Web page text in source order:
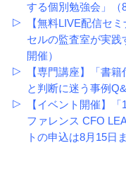
する個別勉強会」（
【無料LIVE配信セ
セルの監査室が実践
開催）
【専門講座】「書
と判断に迷う事例
【イベント開催】
ファレンス CFO
トの申込は8月15日